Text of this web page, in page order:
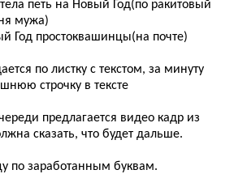
петь на Новый Год(по ракитовый
мужа)
Год простоквашинцы(на почте)
по листку с текстом, за минуту
строчку в тексте
предлагается видео кадр из
сказать, что будет дальше.
по заработанным буквам.